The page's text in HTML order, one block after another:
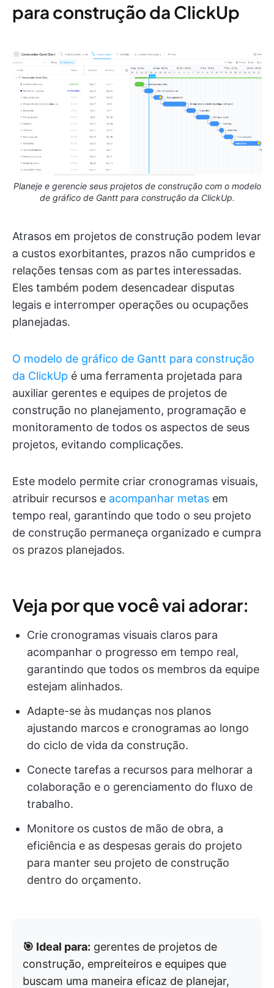
para construção da ClickUp
Planeje e gerencie seus projetos de construção com o modelo
de gráfico de Gantt para construção da ClickUp.
Atrasos em projetos de construção podem levar
a custos exorbitantes, prazos não cumpridos e
relações tensas com as partes interessadas.
Eles também podem desencadear disputas
legais e interromper operações ou ocupações
planejadas.
O modelo de gráfico de Gantt para construção
da ClickUp é uma ferramenta projetada para
auxiliar gerentes e equipes de projetos de
construção no planejamento, programação e
monitoramento de todos os aspectos de seus
projetos, evitando complicações.
Este modelo permite criar cronogramas visuais,
atribuir recursos e acompanhar metas em
tempo real, garantindo que todo o seu projeto
de construção permaneça organizado e cumpra
os prazos planejados.
Veja por que você vai adorar:
Crie cronogramas visuais claros para
acompanhar o progresso em tempo real,
garantindo que todos os membros da equipe
estejam alinhados.
Adapte-se às mudanças nos planos
ajustando marcos e cronogramas ao longo
do ciclo de vida da construção.
Conecte tarefas a recursos para melhorar a
colaboração e o gerenciamento do fluxo de
trabalho.
Monitore os custos de mão de obra, a
eficiência e as despesas gerais do projeto
para manter seu projeto de construção
dentro do orçamento.
🎯 Ideal para: gerentes de projetos de
construção, empreiteiros e equipes que
buscam uma maneira eficaz de planejar,